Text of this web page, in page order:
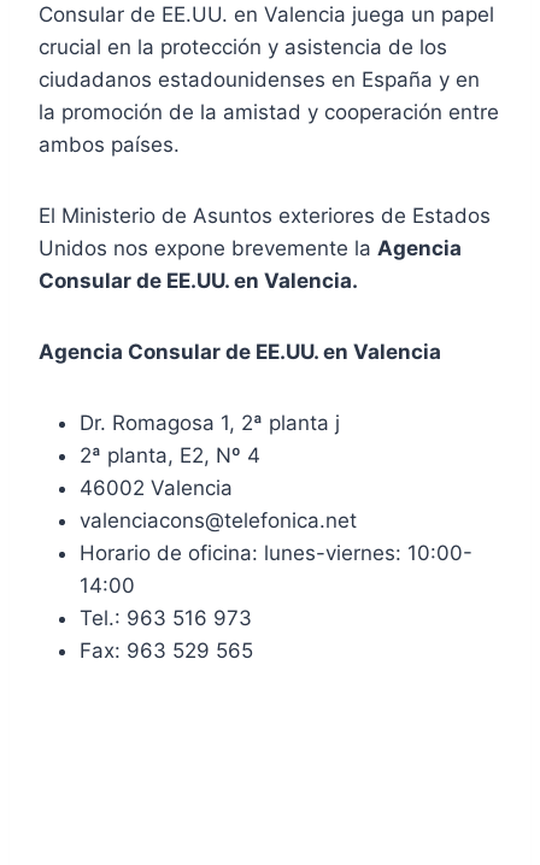
Consular de EE.UU. en Valencia juega un papel
crucial en la protección y asistencia de los
ciudadanos estadounidenses en España y en
la promoción de la amistad y cooperación entre
ambos países.
El Ministerio de Asuntos exteriores de Estados
Unidos nos expone brevemente la Agencia
Consular de EE.UU. en Valencia.
Agencia Consular de EE.UU. en Valencia
Dr. Romagosa 1, 2ª planta j
2ª planta, E2, Nº 4
46002 Valencia
valenciacons@telefonica.net
Horario de oficina: lunes-viernes: 10:00-
14:00
Tel.: 963 516 973
Fax: 963 529 565